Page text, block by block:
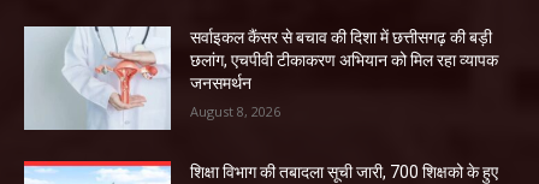
सर्वाइकल कैंसर से बचाव की दिशा में छत्तीसगढ़ की बड़ी
छलांग, एचपीवी टीकाकरण अभियान को मिल रहा व्यापक
जनसमर्थन
August 8, 2026
शिक्षा विभाग की तबादला सूची जारी, 700 शिक्षको के हुए